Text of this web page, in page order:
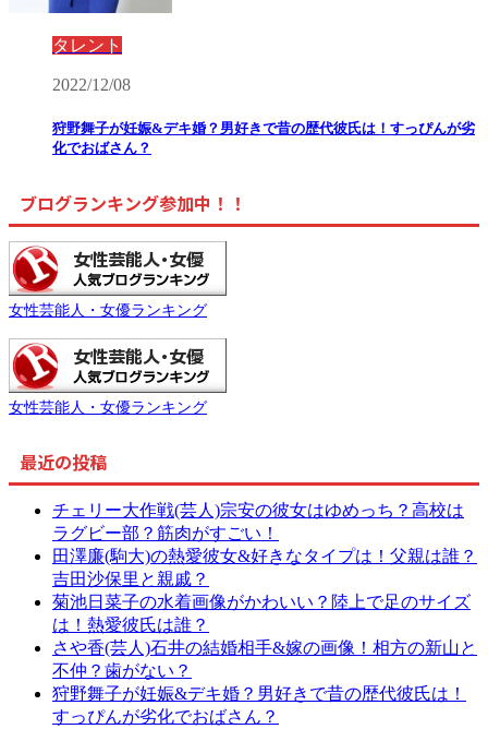
タレント
2022/12/08
狩野舞子が妊娠&デキ婚？男好きで昔の歴代彼氏は！すっぴんが劣
化でおばさん？
ブログランキング参加中！！
女性芸能人・女優ランキング
女性芸能人・女優ランキング
最近の投稿
チェリー大作戦(芸人)宗安の彼女はゆめっち？高校は
ラグビー部？筋肉がすごい！
田澤廉(駒大)の熱愛彼女&好きなタイプは！父親は誰？
吉田沙保里と親戚？
菊池日菜子の水着画像がかわいい？陸上で足のサイズ
は！熱愛彼氏は誰？
さや香(芸人)石井の結婚相手&嫁の画像！相方の新山と
不仲？歯がない？
狩野舞子が妊娠&デキ婚？男好きで昔の歴代彼氏は！
すっぴんが劣化でおばさん？